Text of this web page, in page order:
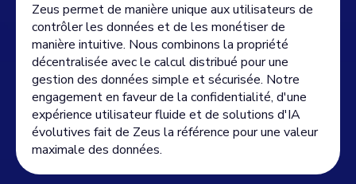
Zeus permet de manière unique aux utilisateurs de
contrôler les données et de les monétiser de
manière intuitive. Nous combinons la propriété
décentralisée avec le calcul distribué pour une
gestion des données simple et sécurisée. Notre
engagement en faveur de la confidentialité, d'une
expérience utilisateur fluide et de solutions d'IA
évolutives fait de Zeus la référence pour une valeur
maximale des données.